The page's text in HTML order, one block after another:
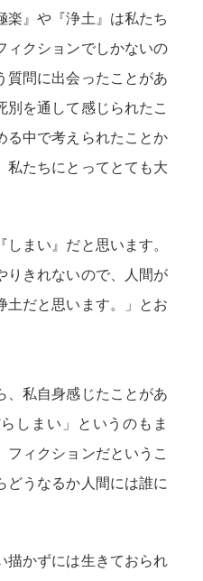
楽』や『浄土』は私たち
ィクションでしかないの
質問に出会ったことがあ
別を通して感じられたこ
る中で考えられたことか
私たちにとってとても大
まい』だと思います。
りきれないので、人間が
土だと思います。」とお
、私自身感じたことがあ
しまい」というのもま
フィクションだというこ
どうなるか人間には誰に
描かずには生きておられ